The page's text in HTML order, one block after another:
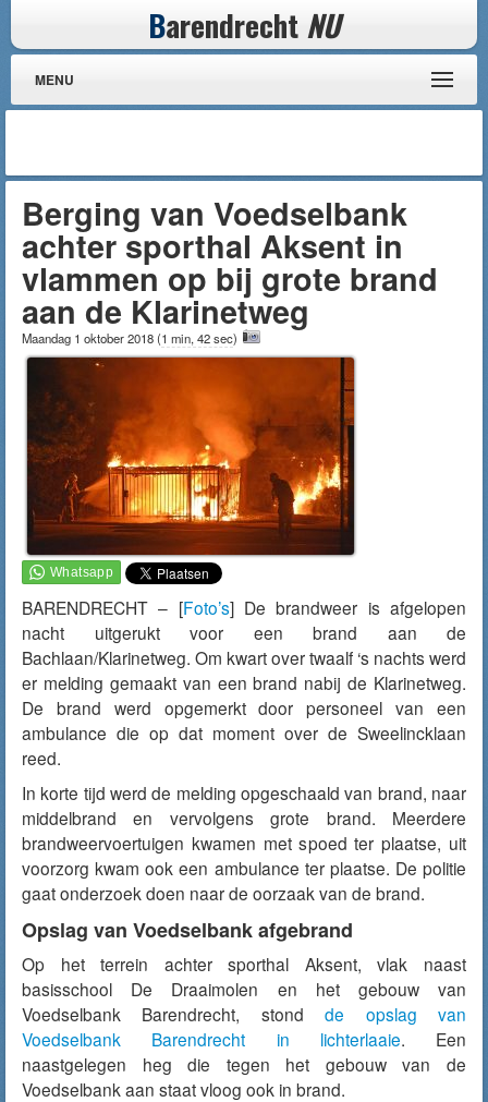
Barendrecht NU
MENU
Berging van Voedselbank
achter sporthal Aksent in
vlammen op bij grote brand
aan de Klarinetweg
Maandag 1 oktober 2018(1 min, 42 sec)
BARENDRECHT – [Foto’s] De brandweer is afgelopen
nacht uitgerukt voor een brand aan de
Bachlaan/Klarinetweg. Om kwart over twaalf ‘s nachts werd
er melding gemaakt van een brand nabij de Klarinetweg.
De brand werd opgemerkt door personeel van een
ambulance die op dat moment over de Sweelincklaan
reed.
In korte tijd werd de melding opgeschaald van brand, naar
middelbrand en vervolgens grote brand. Meerdere
brandweervoertuigen kwamen met spoed ter plaatse, uit
voorzorg kwam ook een ambulance ter plaatse. De politie
gaat onderzoek doen naar de oorzaak van de brand.
Opslag van Voedselbank afgebrand
Op het terrein achter sporthal Aksent, vlak naast
basisschool De Draaimolen en het gebouw van
Voedselbank Barendrecht, stondde opslag van
Voedselbank Barendrecht in lichterlaaie. Een
naastgelegen heg die tegen het gebouw van de
Voedselbank aan staat vloog ook in brand.